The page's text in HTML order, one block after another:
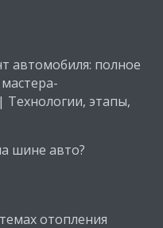
автомобиля: полное
Технологии, этапы,
шине авто?
отопления